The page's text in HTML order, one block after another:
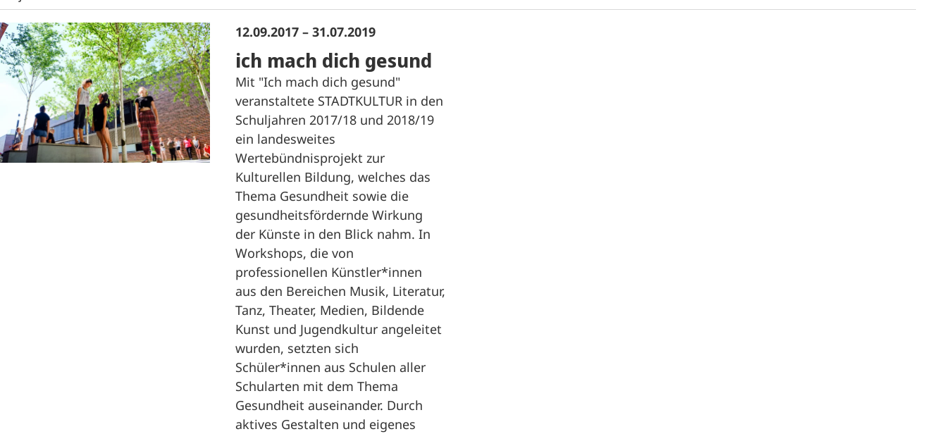
12.09.2017 – 31.07.2019
ich mach dich gesund
Mit "Ich mach dich gesund"
veranstaltete STADTKULTUR in den
Schuljahren 2017/18 und 2018/19
ein landesweites
Wertebündnisprojekt zur
Kulturellen Bildung, welches das
Thema Gesundheit sowie die
gesundheitsfördernde Wirkung
der Künste in den Blick nahm. In
Workshops, die von
professionellen Künstler*innen
aus den Bereichen Musik, Literatur,
Tanz, Theater, Medien, Bildende
Kunst und Jugendkultur angeleitet
wurden, setzten sich
Schüler*innen aus Schulen aller
Schularten mit dem Thema
Gesundheit auseinander. Durch
aktives Gestalten und eigenes